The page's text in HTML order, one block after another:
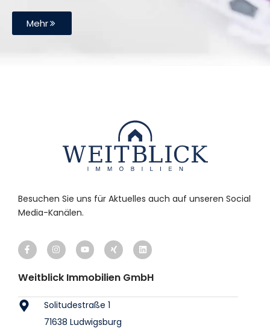
Mehr
Besuchen Sie uns für Aktuelles auch auf unseren Social
Media-Kanälen.
Weitblick Immobilien GmbH
Solitudestraße 1
71638 Ludwigsburg